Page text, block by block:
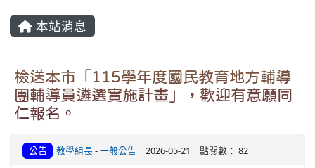
主內容區域
本站消息
檢送本市「115學年度國民教育地方輔導
團輔導員遴選實施計畫」，歡迎有意願同
仁報名。
公告 教學組長-一般公告 | 2026-05-21 | 點閱數： 82